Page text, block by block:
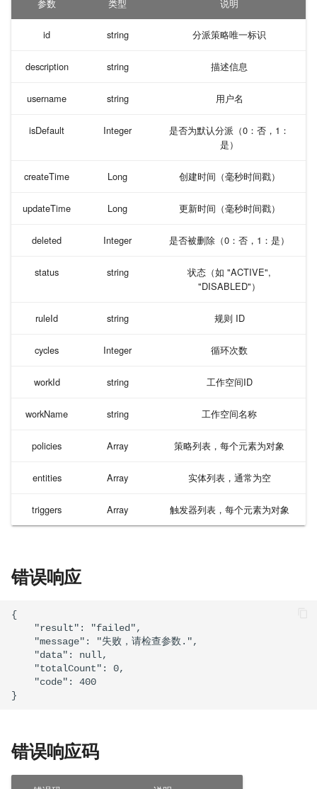
DATADOG
腾讯云—grafana
谷歌云
moogsoft
参数 类型 说明
id string 分派策略唯一标识
description string 描述信息
username string 用户名
isDefault Integer
是否为默认分派（0：否，1：
是）
createTime Long 创建时间（毫秒时间戳）
updateTime Long 更新时间（毫秒时间戳）
deleted Integer 是否被删除（0：否，1：是）
status string
状态（如 "ACTIVE",
"DISABLED"）
ruleId string 规则 ID
cycles Integer 循环次数
workId string 工作空间ID
workName string 工作空间名称
policies Array 策略列表，每个元素为对象
entities Array 实体列表，通常为空
triggers Array 触发器列表，每个元素为对象
错误响应
{
    "result": "failed",
    "message": "失败，请检查参数.",
    "data": null,
    "totalCount": 0,
    "code": 400
错误响应码